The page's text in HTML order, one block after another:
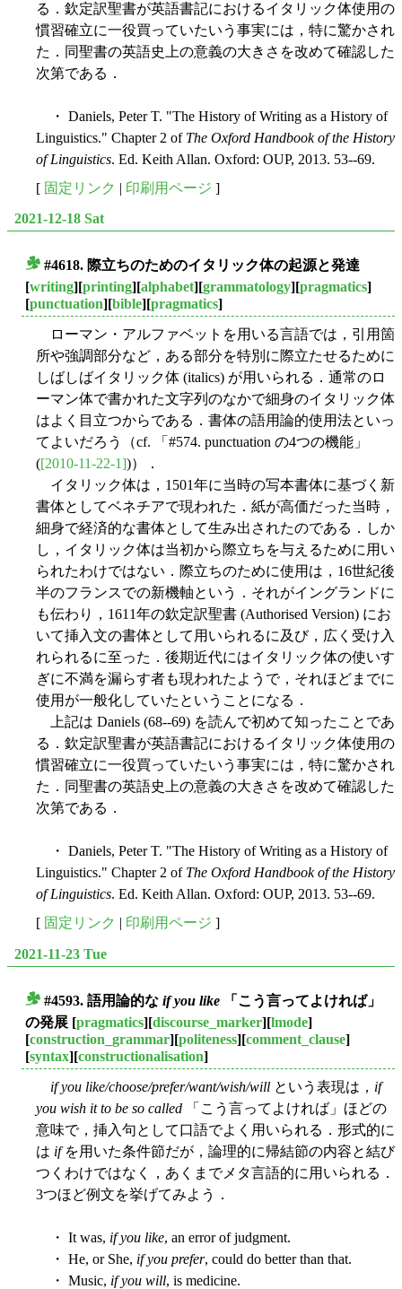
る．欽定訳聖書が英語書記におけるイタリック体使用の
慣習確立に一役買っていたいう事実には，特に驚かされ
た．同聖書の英語史上の意義の大きさを改めて確認した
次第である．
・ Daniels, Peter T. "The History of Writing as a History of
Linguistics." Chapter 2 of The Oxford Handbook of the History
of Linguistics. Ed. Keith Allan. Oxford: OUP, 2013. 53--69.
[ 固定リンク | 印刷用ページ ]
2021-12-18 Sat
#4618. 際立ちのためのイタリック体の起源と発達
[writing][printing][alphabet][grammatology][pragmatics]
[punctuation][bible][pragmatics]
ローマン・アルファベットを用いる言語では，引用箇
所や強調部分など，ある部分を特別に際立たせるために
しばしばイタリック体 (italics) が用いられる．通常のロ
ーマン体で書かれた文字列のなかで細身のイタリック体
はよく目立つからである．書体の語用論的使用法といっ
てよいだろう（cf. 「#574. punctuation の4つの機能」
([2010-11-22-1])）．
イタリック体は，1501年に当時の写本書体に基づく新
書体としてベネチアで現われた．紙が高価だった当時，
細身で経済的な書体として生み出されたのである．しか
し，イタリック体は当初から際立ちを与えるために用い
られたわけではない．際立ちのために使用は，16世紀後
半のフランスでの新機軸という．それがイングランドに
も伝わり，1611年の欽定訳聖書 (Authorised Version) にお
いて挿入文の書体として用いられるに及び，広く受け入
れられるに至った．後期近代にはイタリック体の使いす
ぎに不満を漏らす者も現われたようで，それほどまでに
使用が一般化していたということになる．
上記は Daniels (68--69) を読んで初めて知ったことであ
る．欽定訳聖書が英語書記におけるイタリック体使用の
慣習確立に一役買っていたいう事実には，特に驚かされ
た．同聖書の英語史上の意義の大きさを改めて確認した
次第である．
・ Daniels, Peter T. "The History of Writing as a History of
Linguistics." Chapter 2 of The Oxford Handbook of the History
of Linguistics. Ed. Keith Allan. Oxford: OUP, 2013. 53--69.
[ 固定リンク | 印刷用ページ ]
2021-11-23 Tue
#4593. 語用論的な if you like 「こう言ってよければ」
の発展 [pragmatics][discourse_marker][lmode]
[construction_grammar][politeness][comment_clause]
[syntax][constructionalisation]
if you like/choose/prefer/want/wish/will という表現は， if
you wish it to be so called 「こう言ってよければ」ほどの
意味で，挿入句として口語でよく用いられる．形式的に
は ifを用いた条件節だが，論理的に帰結節の内容と結び
つくわけではなく，あくまでメタ言語的に用いられる．
3つほど例文を挙げてみよう．
・ It was, if you like, an error of judgment.
・ He, or She, if you prefer, could do better than that.
・ Music, if you will, is medicine.